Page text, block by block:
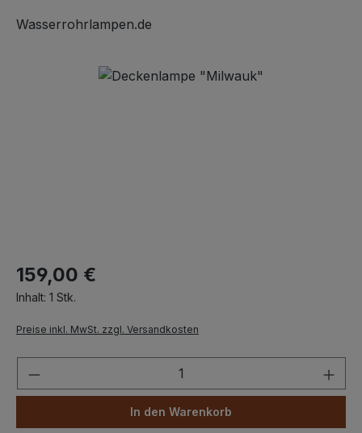
Wasserrohrlampen.de
Bildergalerie überspringen
159,00 €
Inhalt: 1 Stk.
Preise inkl. MwSt. zzgl. Versandkosten
Produkt Anzahl: Gib den
In den Warenkorb